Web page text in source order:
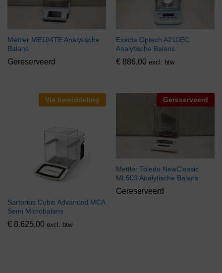
Mettler ME104TE Analytische
Balans
Gereserveerd
Exacta Optech A210EC
Analytische Balans
€ 886,00 excl. btw
Via bemiddeling
Sartorius Cubis Advanced MCA
Semi Microbalans
€ 8.625,00 excl. btw
Gereserveerd
Mettler Toledo NewClassic
ML503 Analytische Balans
Gereserveerd